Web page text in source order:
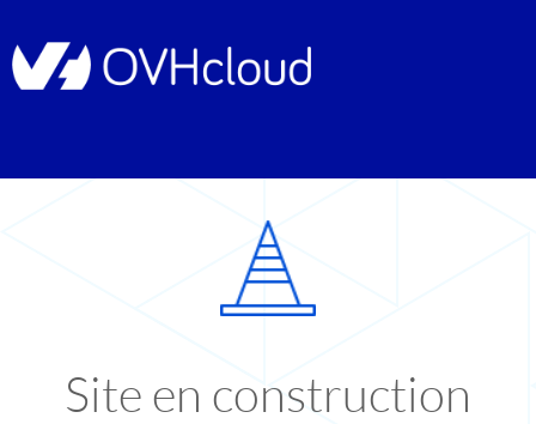
Site en construction